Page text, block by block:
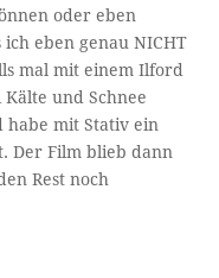
oder eben
eben genau NICHT
mal mit einem Ilford
und Schnee
habe mit Stativ ein
Der Film blieb dann
Rest noch